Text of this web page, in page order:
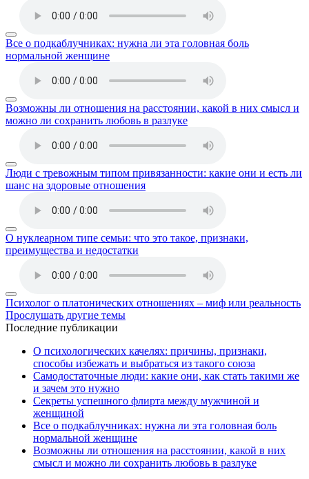
Все о подкаблучниках: нужна ли эта головная боль
нормальной женщине
Возможны ли отношения на расстоянии, какой в них смысл и
можно ли сохранить любовь в разлуке
Люди с тревожным типом привязанности: какие они и есть ли
шанс на здоровые отношения
О нуклеарном типе семьи: что это такое, признаки,
преимущества и недостатки
Психолог о платонических отношениях – миф или реальность
Прослушать другие темы
Последние публикации
О психологических качелях: причины, признаки,
способы избежать и выбраться из такого союза
Самодостаточные люди: какие они, как стать такими же
и зачем это нужно
Секреты успешного флирта между мужчиной и
женщиной
Все о подкаблучниках: нужна ли эта головная боль
нормальной женщине
Возможны ли отношения на расстоянии, какой в них
смысл и можно ли сохранить любовь в разлуке